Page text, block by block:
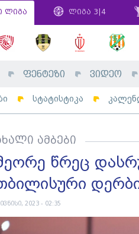
ლიგა ლიგა 3|4
ფენტეზი ვიდეო
სტატისტიკა
ამბები
წრეც
2023 - 02:35